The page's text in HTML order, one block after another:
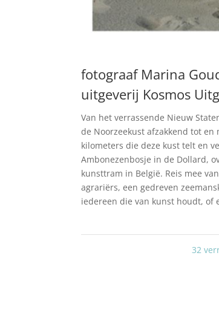
fotograaf Marina
uitgeverij Kosmos
Van het verrassende Nieuw
de Noorzeekust afzakkend tot en
kilometers die deze kust telt en
Ambonezenbosje in de Dollard,
kunsttram in België. Reis mee
agrariërs, een gedreven
iedereen die van kunst houdt, of
32